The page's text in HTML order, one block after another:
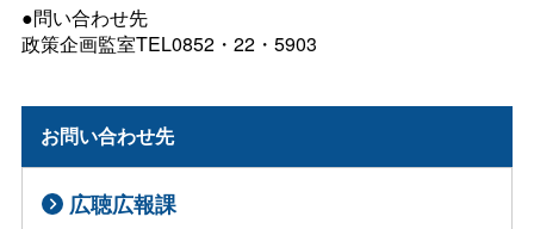
●問い合わせ先
政策企画監室TEL0852・22・5903
お問い合わせ先
広聴広報課